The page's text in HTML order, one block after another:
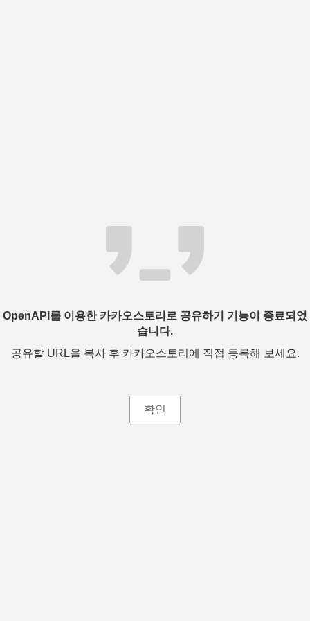
OpenAPI를 이용한 카카오스토리로 공유하기 기능이 종료되었
습니다.
공유할 URL을 복사 후 카카오스토리에 직접 등록해 보세요.
확인